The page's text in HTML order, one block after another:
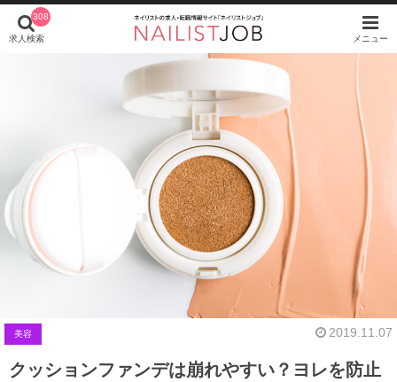
308
求人検索 メニュー
美容 2019.11.07
クッションファンデは崩れやすい？ヨレを防止